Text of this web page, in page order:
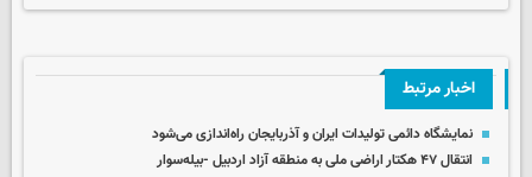
اخبار مرتبط
نمایشگاه دائمی تولیدات ایران و آذربایجان راه‌اندازی می‌شود
انتقال ۴۷ هکتار اراضی ملی به منطقه آزاد اردبیل -بیله‌سوار